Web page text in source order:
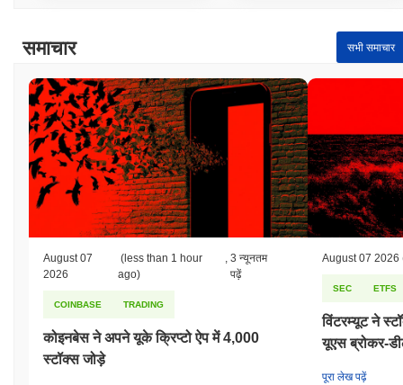
समाचार सभी समाचार
August 07
2026
(less than 1 hour
ago)
, 3 न्यूनतम
पढ़ें
COINBASE TRADING
कोइनबेस ने अपने यूके क्रिप्टो ऐप में 4,000
स्टॉक्स जोड़े
August 07 2026
SEC ETFS
विंटरम्यूट ने
यूएस ब्रोकर-
पूरा लेख पढ़ें